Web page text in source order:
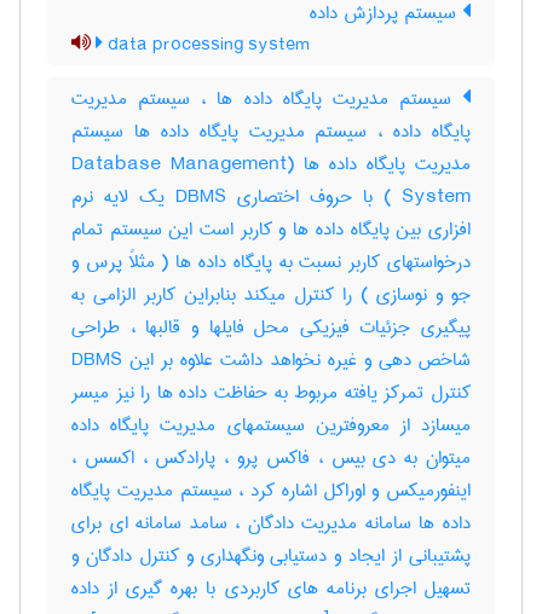
سیستم پردازش داده
data processing system
سیستم مدیریت پایگاه داده ها ، سیستم مدیریت
پایگاه داده ، سیستم مدیریت پایگاه داده ها سیستم
مدیریت پایگاه داده ها (Database Management
System ) با حروف اختصاری DBMS یک لایه نرم
افزاری بین پایگاه داده ها و کاربر است این سیستم تمام
درخواستهای کاربر نسبت به پایگاه داده ها ( مثلاً پرس و
جو و نوسازی ) را کنترل میکند بنابراین کاربر الزامی به
پیگیری جزئیات فیزیکی محل فایلها و قالبها ، طراحی
شاخص دهی و غیره نخواهد داشت علاوه بر این DBMS
کنترل تمرکز یافته مربوط به حفاظت داده ها را نیز میسر
میسازد از معروفترین سیستمهای مدیریت پایگاه داده
میتوان به دی بیس ، فاکس پرو ، پارادکس ، اکسس ،
اینفورمیکس و اوراکل اشاره کرد ، سیستم مدیریت پایگاه
داده ها سامانه مدیریت دادگان ، سامد سامانه ای برای
پشتیبانی از ایجاد و دستیابی ونگهداری و کنترل دادگان و
تسهیل اجرای برنامه های کاربردی با بهره گیری از داده